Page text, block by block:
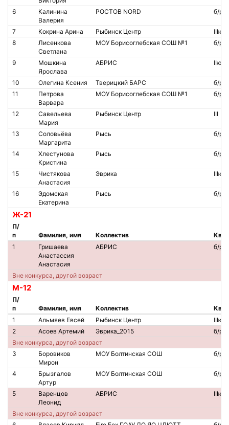
6
Калинина
Валерия
РОСТОВ NORD б/р
7 Кокрина Арина Рыбинск Центр
IIIю
8
Лисенкова
Светлана
МОУ Борисоглебская СОШ №1 б/р
9
Мошкина
Ярослава
АБРИС IIю
10 Олегина Ксения Тверицкий БАРС
б/р
11
Петрова
Варвара
МОУ Борисоглебская СОШ №1 б/р
12
Савельева
Мария
Рыбинск Центр III
13
Соловьёва
Маргарита
Рысь б/р
14
Хлестунова
Кристина
Рысь б/р
15
Чистякова
Анастасия
Эврика IIIю
16
Эдомская
Екатерина
Рысь б/р
Ж-21
П/
п
Фамилия, имя Коллектив
1
Гришаева
Анастассия
Анастасия
АБРИС б/р
Вне конкурса, другой возраст
М-12
П/
п
Фамилия, имя Коллектив
1
Альмяев Евсей Рыбинск Центр
IIIю
2
Асоев Артемий Эврика_2015
б/р
Вне конкурса, другой возраст
3
Боровиков
Мирон
МОУ Болтинская СОШ б/р
4
Брызгалов
Артур
МОУ Болтинская СОШ б/р
5
Варенцов
Леонид
АБРИС IIIю
Вне конкурса, другой возраст